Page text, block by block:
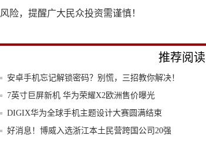
风险，提醒广大民众投资需谨慎！
推荐阅读
安卓手机忘记解锁密码？别慌，三招教你解决！
7英寸巨屏新机 华为荣耀X2欧洲售价曝光
DIGIX华为全球手机主题设计大赛圆满结束
好消息！博威入选浙江本土民营跨国公司20强